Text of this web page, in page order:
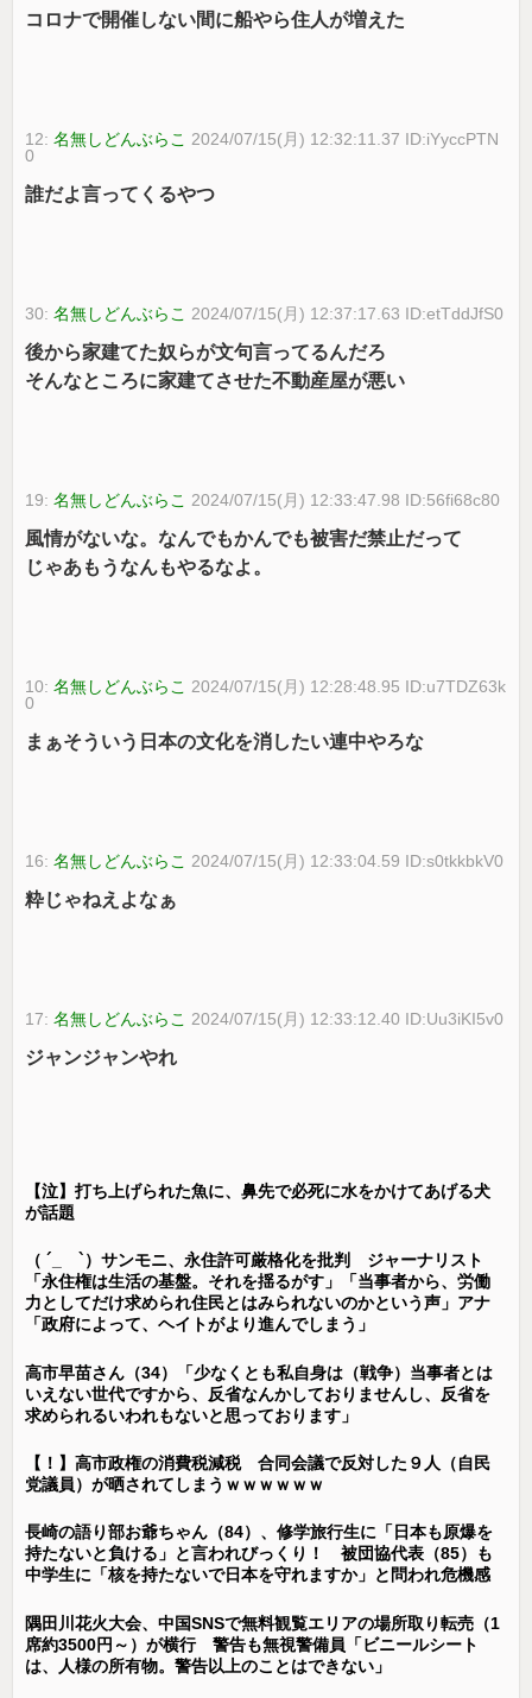
コロナで開催しない間に船やら住人が増えた
12:名無しどんぶらこ 2024/07/15(月) 12:32:11.37 ID:iYyccPTN
0
誰だよ言ってくるやつ
30:名無しどんぶらこ 2024/07/15(月) 12:37:17.63 ID:etTddJfS0
後から家建てた奴らが文句言ってるんだろ
そんなところに家建てさせた不動産屋が悪い
19:名無しどんぶらこ 2024/07/15(月) 12:33:47.98 ID:56fi68c80
風情がないな。なんでもかんでも被害だ禁止だって
じゃあもうなんもやるなよ。
10:名無しどんぶらこ 2024/07/15(月) 12:28:48.95 ID:u7TDZ63k
0
まぁそういう日本の文化を消したい連中やろな
16:名無しどんぶらこ 2024/07/15(月) 12:33:04.59 ID:s0tkkbkV0
粋じゃねえよなぁ
17:名無しどんぶらこ 2024/07/15(月) 12:33:12.40 ID:Uu3iKI5v0
ジャンジャンやれ
【泣】打ち上げられた魚に、鼻先で必死に水をかけてあげる犬
が話題
（ ´_ゝ`）サンモニ、永住許可厳格化を批判 ジャーナリスト
「永住権は生活の基盤。それを揺るがす」「当事者から、労働
力としてだけ求められ住民とはみられないのかという声」アナ
「政府によって、ヘイトがより進んでしまう」
高市早苗さん（34）「少なくとも私自身は（戦争）当事者とは
いえない世代ですから、反省なんかしておりませんし、反省を
求められるいわれもないと思っております」
【！】高市政権の消費税減税 合同会議で反対した９人（自民
党議員）が晒されてしまうｗｗｗｗｗｗ
長崎の語り部お爺ちゃん（84）、修学旅行生に「日本も原爆を
持たないと負ける」と言われびっくり！ 被団協代表（85）も
中学生に「核を持たないで日本を守れますか」と問われ危機感
隅田川花火大会、中国SNSで無料観覧エリアの場所取り転売（1
席約3500円～）が横行 警告も無視警備員「ビニールシート
は、人様の所有物。警告以上のことはできない」